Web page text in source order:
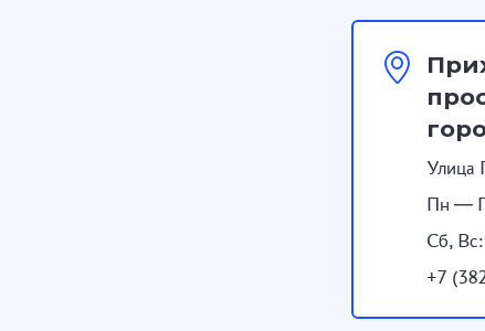
Улица
Пн —
Сб,
+7